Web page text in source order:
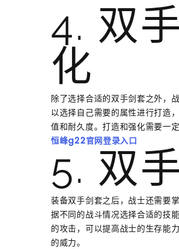
4. 双
化
除了选择合适的双手剑套之外，
以选择自己需要的属性进行打造
值和耐久度。打造和强化需要一
恒峰g22官网登录入口
5. 双
装备双手剑套之后，战士还需要
据不同的战斗情况选择合适的技
的攻击，可以提高战士的生存能
的威力。